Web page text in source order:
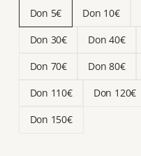
Don 5€ Don 10€
Don 30€
Don 40€
Don 70€
Don 80€
Don 110€
Don 120€
Don 150€